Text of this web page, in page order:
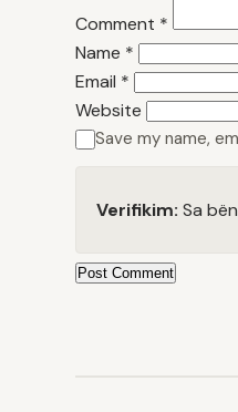
Comment *
Name *
Email *
Website
Save my name,
Verifikim: Sa
Post Comment